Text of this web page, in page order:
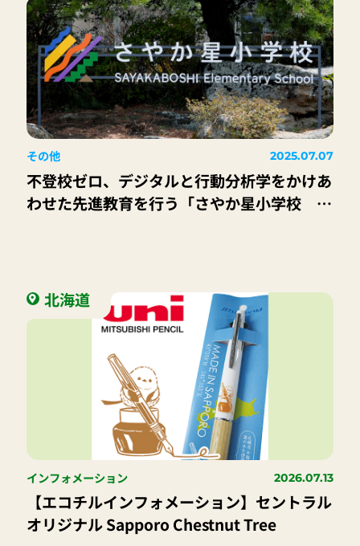
その他 2025.07.07
不登校ゼロ、デジタルと行動分析学をかけあ
わせた先進教育を行う「さやか星小学校 教
北海道
インフォメーション 2026.07.13
【エコチルインフォメーション】セントラル
オリジナル Sapporo Chestnut Tree